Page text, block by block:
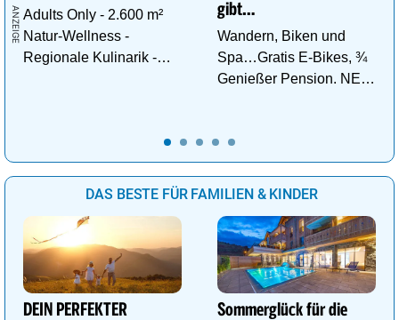
Adults Only - 2.600 m²
Natur-Wellness -
Regionale Kulinarik -
gibt…
Wandern, Biken und
Spa…Gratis E-Bikes, ¾
Genießer Pension. NEU:
DAS BESTE FÜR FAMILIEN & KINDER
DEIN PERFEKTER Sommerglück für die